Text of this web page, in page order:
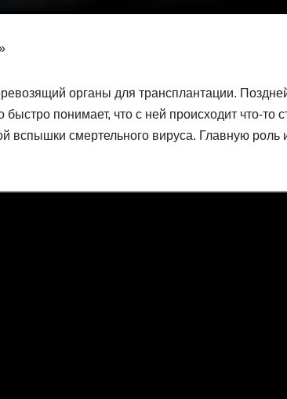
органы для трансплантации.
понимает, что с ней происходит что-то
вспышки смертельного вируса. Главную